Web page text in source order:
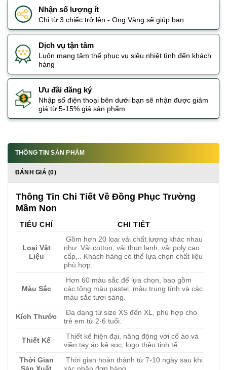
Nhận số lượng ít
Chỉ từ 3 chiếc trở lên - Ong Vàng sẽ giúp bạn
Dịch vụ tận tâm
Luôn mang tâm thế phục vụ siêu nhiệt tình đến khách
hàng
Ưu đãi đăng ký
Nhập số điện thoại bên dưới bạn sẽ nhận được giảm
giá từ 5-15% giá sản phẩm
THÔNG TIN SẢN PHẨM
ĐÁNH GIÁ (0)
Thông Tin Chi Tiết Về Đồng Phục Trường
Mầm Non
TIÊU CHÍ CHI TIẾT
Loại Vật
Liệu
Gồm hơn 20 loại vải chất lượng khác nhau
như: Vải cotton, vải thun lạnh, vải poly cao
cấp,.. Khách hàng có thể lựa chọn chất liệu
phù hợp.
Màu Sắc
Hơn 60 màu sắc để lựa chọn, bao gồm
các tông màu pastel, màu trung tính và các
màu sắc tươi sáng.
Kích Thước
Đa dạng từ size XS đến XL, phù hợp cho
trẻ em từ 2-6 tuổi.
Thiết Kế
Thiết kế hiện đại, năng động với cổ áo và
viền tay áo kẻ sọc, logo thêu tinh tế.
Thời Gian
Thời gian hoàn thành từ 7-10 ngày sau khi